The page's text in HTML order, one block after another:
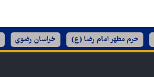
حرم مطهر امام رضا (ع) خراسان رضوی